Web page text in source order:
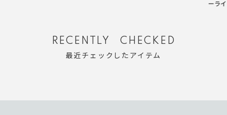
ーライ
RECENTLY CHECKED
最近チェックしたアイテム